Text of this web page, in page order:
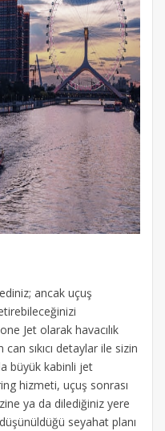
ancak uçuş
Jet olarak havacılık
sıkıcı detaylar ile sizin
büyük kabinli jet
hizmeti, uçuş sonrası
ya da dilediğiniz yere
seyahat planı